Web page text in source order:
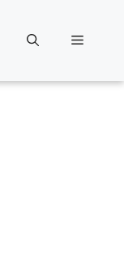
Menü